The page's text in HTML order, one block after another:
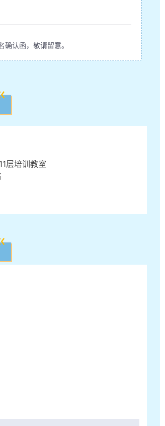
认函，敬请留意。
层培训教室